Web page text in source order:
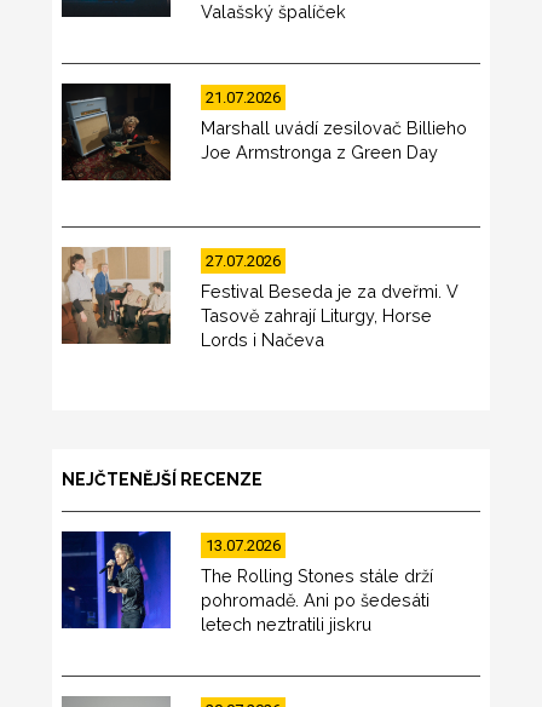
Valašský špalíček
21.07.2026
Marshall uvádí zesilovač Billieho
Joe Armstronga z Green Day
27.07.2026
Festival Beseda je za dveřmi. V
Tasově zahrají Liturgy, Horse
Lords i Načeva
NEJČTENĚJŠÍ RECENZE
13.07.2026
The Rolling Stones stále drží
pohromadě. Ani po šedesáti
letech neztratili jiskru